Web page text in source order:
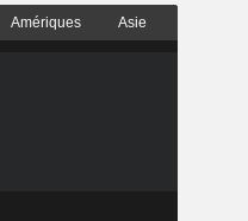
Amériques Asie